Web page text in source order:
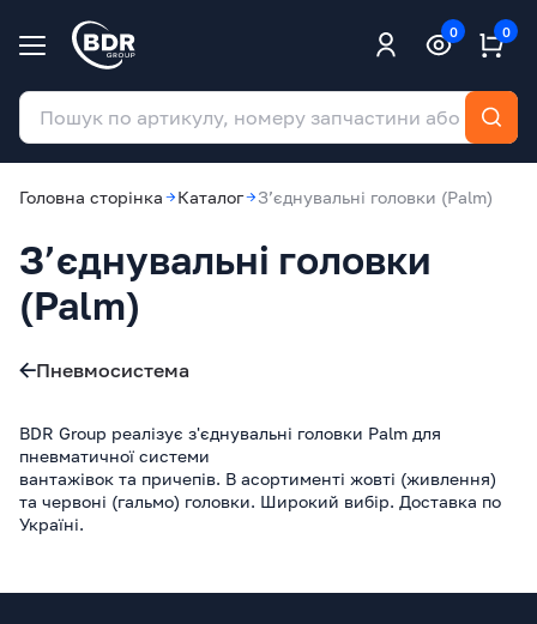
0 0
Головна сторінка Каталог З’єднувальні головки (Palm)
З’єднувальні головки
(Palm)
Пневмосистема
BDR Group реалізує з'єднувальні головки Palm для
пневматичної системи
вантажівок та причепів. В асортименті жовті (живлення)
та червоні (гальмо) головки. Широкий вибір. Доставка по
Україні.